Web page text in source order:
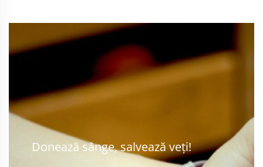
Donează sânge, salvează veți!